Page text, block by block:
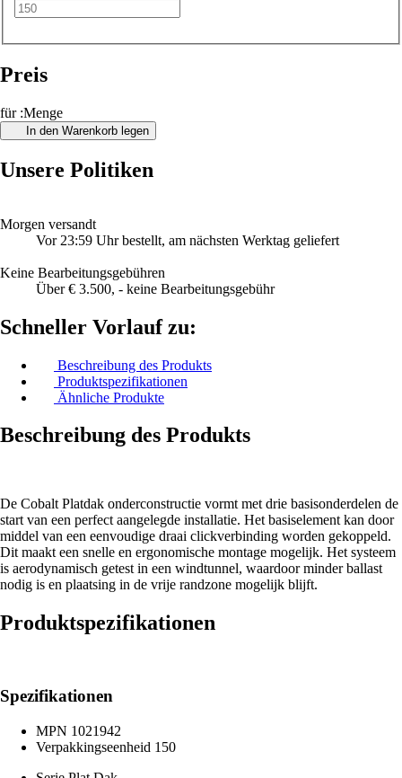
Preis
für :Menge
In den Warenkorb legen
Unsere Politiken
Morgen versandt
Vor 23:59 Uhr bestellt, am nächsten Werktag geliefert
Keine Bearbeitungsgebühren
Über € 3.500, - keine Bearbeitungsgebühr
Schneller Vorlauf zu:
Beschreibung des Produkts
Produktspezifikationen
Ähnliche Produkte
Beschreibung des Produkts
De Cobalt Platdak onderconstructie vormt met drie basisonderdelen de
start van een perfect aangelegde installatie. Het basiselement kan door
middel van een eenvoudige draai clickverbinding worden gekoppeld.
Dit maakt een snelle en ergonomische montage mogelijk. Het systeem
is aerodynamisch getest in een windtunnel, waardoor minder ballast
nodig is en plaatsing in de vrije randzone mogelijk blijft.
Produktspezifikationen
Spezifikationen
MPN 1021942
Verpakkingseenheid 150